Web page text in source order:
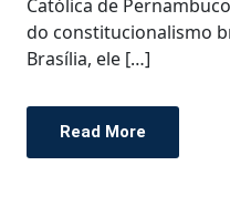
Católica de
do constitucionalismo
Brasília, ele […]
Read More